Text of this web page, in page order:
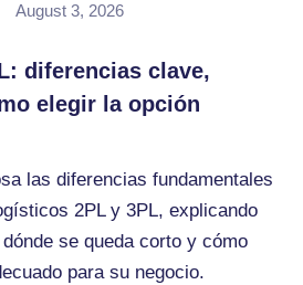
August 3, 2026
diferencias clave,
elegir la opción
las diferencias fundamentales
2PL y 3PL, explicando
se queda corto y cómo
para su negocio.